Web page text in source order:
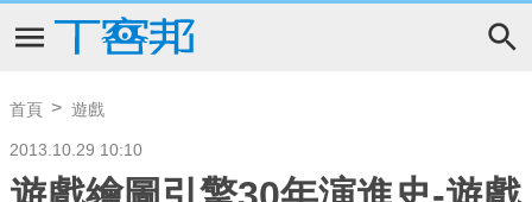
首頁 遊戲
2013.10.29 10:10